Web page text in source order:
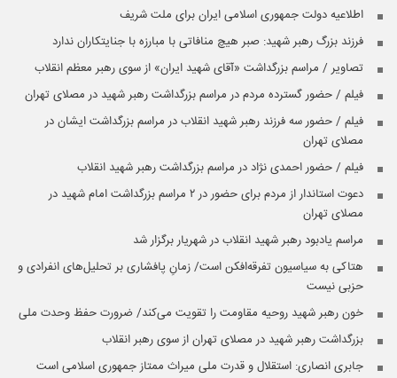
اطلاعیه دولت جمهوری اسلامی ایران برای ملت شریف
فرزند بزرگ رهبر شهید: صبر هیچ منافاتی با مبارزه با جنایتکاران ندارد
تصاویر / مراسم بزرگداشت «آقای شهید ایران» از سوی رهبر معظم انقلاب
فیلم / حضور گسترده مردم در مراسم بزرگداشت رهبر شهید در مصلای تهران
فیلم / حضور سه فرزند رهبر شهید انقلاب در مراسم بزرگداشت ایشان در
مصلای تهران
فیلم / حضور احمدی نژاد در مراسم بزرگداشت رهبر شهید انقلاب
دعوت استاندار از مردم برای حضور در ۲ مراسم بزرگداشت امام شهید در
مصلای تهران
مراسم یادبود رهبر شهید انقلاب در شهریار برگزار شد
هتاکی به سیاسیون تفرقه‌افکن است/ زمانِ پافشاری بر تحلیل‌های انفرادی و
حزبی نیست
خون رهبر شهید روحیه مقاومت را تقویت می‌کند/ ضرورت حفظ وحدت ملی
بزرگداشت رهبر شهید در مصلای تهران از سوی رهبر انقلاب
جابری انصاری:‌ استقلال و قدرت ملی میراث ممتاز جمهوری اسلامی است